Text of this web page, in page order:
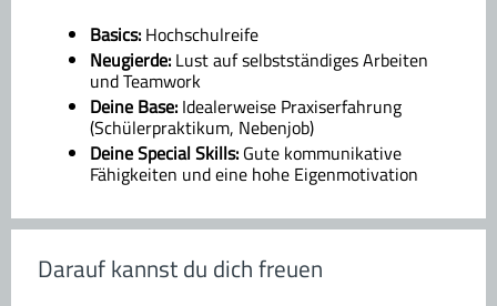
Basics: Hochschulreife
Neugierde: Lust auf selbstständiges Arbeiten
und Teamwork
Deine Base: Idealerweise Praxiserfahrung
(Schülerpraktikum, Nebenjob)
Deine Special Skills: Gute kommunikative
Fähigkeiten und eine hohe Eigenmotivation
Darauf kannst du dich freuen